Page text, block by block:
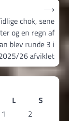
chok, sene
og en regn af
blev runde 3 i
26 afviklet
⟶
L
S
1
2